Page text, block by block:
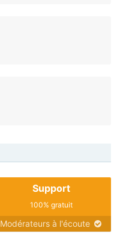
Support
100% gratuit
Modérateurs à l'écoute